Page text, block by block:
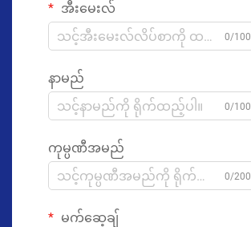
အီးမေးလ်
0/100
နာမည်
0/100
ကုမ္ပဏီအမည်
0/200
မက်ဆေ့ချ်